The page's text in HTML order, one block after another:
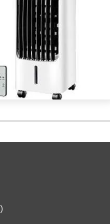
é uma
ambiente de trabalho.
do ar
essenciais em
na